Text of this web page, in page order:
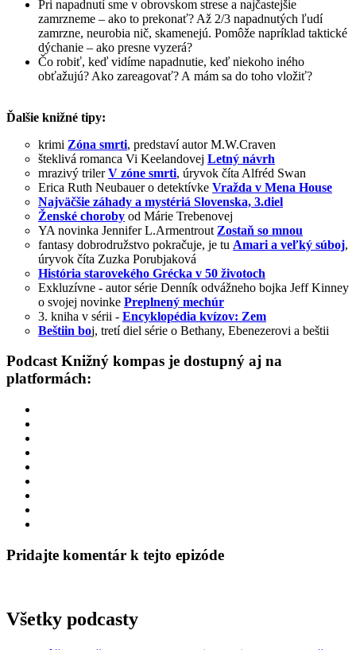
Pri napadnutí sme v obrovskom strese a najčastejšie
zamrzneme – ako to prekonať? Až 2/3 napadnutých ľudí
zamrzne, neurobia nič, skamenejú. Pomôže napríklad taktické
dýchanie – ako presne vyzerá?
Čo robiť, keď vidíme napadnutie, keď niekoho iného
obťažujú? Ako zareagovať? A mám sa do toho vložiť?
Ďalšie knižné tipy:
krimi Zóna smrti, predstaví autor M.W.Craven
šteklivá romanca Vi Keelandovej Letný návrh
mrazivý trilerV zóne smrti, úryvok číta Alfréd Swan
Erica Ruth Neubauer o detektívke Vražda v Mena House
Najväčšie záhady a mystériá Slovenska, 3.diel
Ženské choroby od Márie Trebenovej
YA novinka Jennifer L.Armentrout Zostaň so mnou
fantasy dobrodružstvo pokračuje, je tu Amari a veľký súboj,
úryvok číta Zuzka Porubjaková
História starovekého Grécka v 50 životoch
Exkluzívne - autor série Denník odvážneho bojka Jeff Kinney
o svojej novinke Preplnený mechúr
3. kniha v sérii - Encyklopédia kvízov: Zem
Beštiin boj, tretí diel série o Bethany, Ebenezerovi a beštii
Podcast Knižný kompas je dostupný aj na
platformách:
Pridajte komentár k tejto epizóde
Všetky podcasty